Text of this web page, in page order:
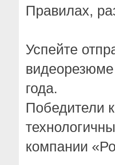
Правилах,
Успейте
года.
Победители
компании